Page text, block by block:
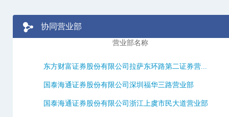
协同营业部
营业部名称
东方财富证券股份有限公司拉萨东环路第二证券营...
国泰海通证券股份有限公司深圳福华三路营业部
国泰海通证券股份有限公司浙江上虞市民大道营业部